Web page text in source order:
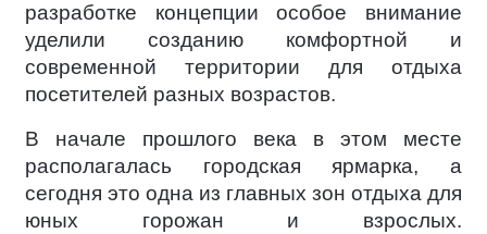
разработке концепции особое внимание
уделили созданию комфортной и
современной территории для отдыха
посетителей разных возрастов.
В начале прошлого века в этом месте
располагалась городская ярмарка, а
сегодня это одна из главных зон отдыха для
юных горожан и взрослых.